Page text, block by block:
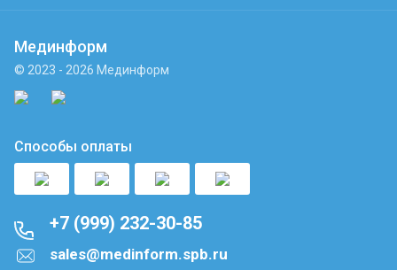
Мединформ
© 2023 - 2026 Мединформ
Способы оплаты
+7 (999) 232-30-85
sales@medinform.spb.ru